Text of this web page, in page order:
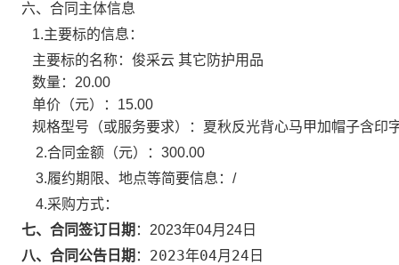
六、合同主体信息
1.主要标的信息：
主要标的名称： 俊采云 其它防护用品
数量： 20.00
单价（元）： 15.00
规格型号（或服务要求）： 夏秋反光背心马甲加帽子含印
2.合同金额（元）： 300.00
3.履约期限、地点等简要信息： /
4.采购方式：
七、合同签订日期 ： 2023年04月24日
八、合同公告日期 ： 2023年04月24日